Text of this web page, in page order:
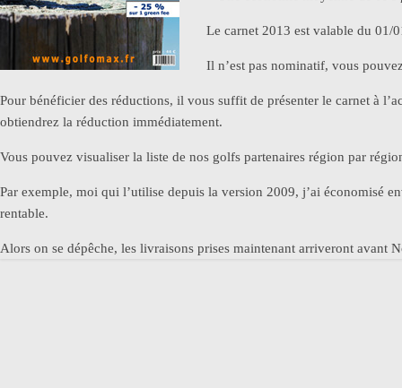
Le carnet 2013 est valable du 01/
Il n’est pas nominatif, vous
Pour bénéficier des réductions, il vous suffit de présenter le carnet à
obtiendrez la réduction immédiatement.
Vous pouvez visualiser la liste de nos golfs partenaires région par
Par exemple, moi qui l’utilise depuis la version 2009, j’ai économisé
rentable.
Alors on se dépêche, les livraisons prises maintenant arriveront avant